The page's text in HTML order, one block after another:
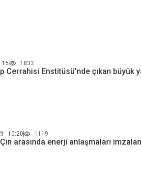
1833
Cerrahisi Enstitüsü'nde çıkan büyük
10:20 1119
arasında enerji anlaşmaları